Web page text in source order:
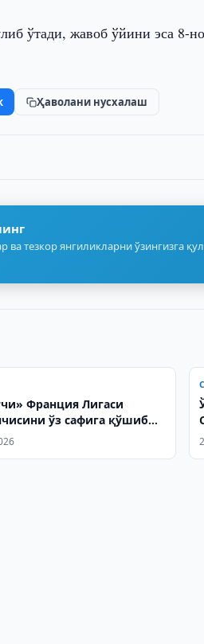
ўтади, жавоб ўйини эса 8-
Ҳаволани нусхалаш
тезкор янгиликларни ўзингизга
Франция Лигаси
ўз сафига қўшиб